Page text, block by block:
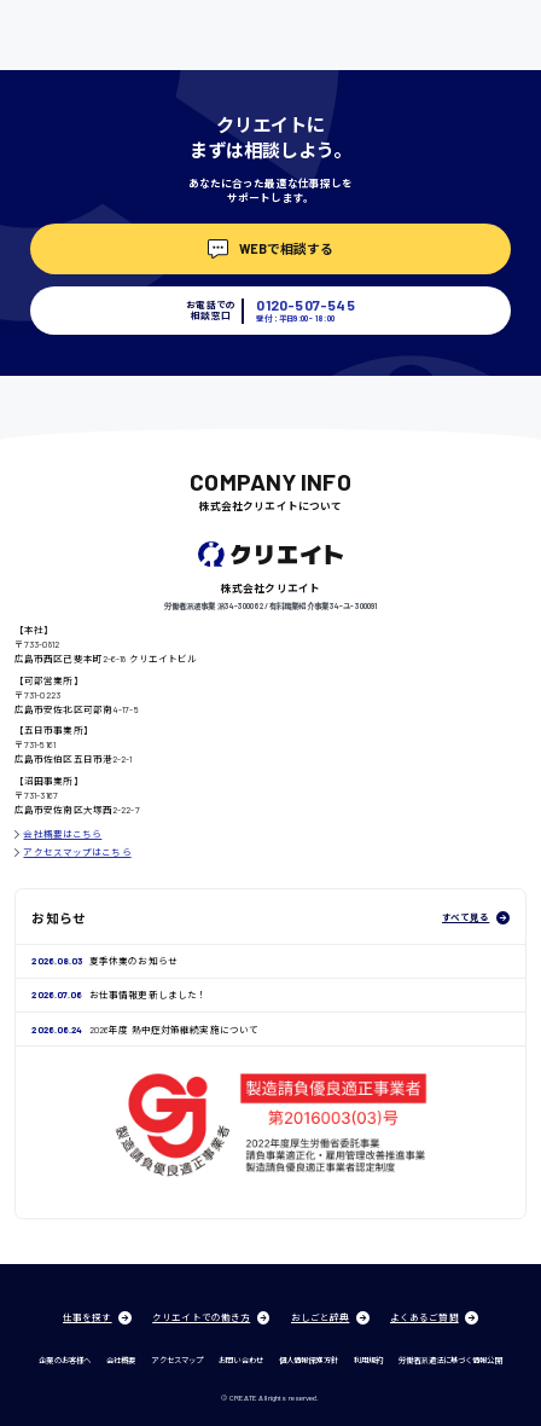
高知県
鳥取県
日給8000円〜
クリエイトに
まずは相談しよう。
あなたに合った最適な仕事探しを
サポートします。
WEBで相談する
お電話での
相談窓口
0120-507-545
受付：平日9:00 - 18:00
COMPANY INFO
株式会社クリエイトについて
株式会社クリエイト
労働者派遣事業 派34-300062 / 有料職業紹介事業 34-ユ-300091
【本社】
〒733-0812
広島市西区己斐本町2-6-18 クリエイトビル
【可部営業所】
〒731-0223
広島市安佐北区可部南4-17-5
【五日市事業所】
〒731-5161
広島市佐伯区五日市港2-2-1
【沼田事業所】
〒731-3167
広島市安佐南区大塚西2-22-7
会社概要はこちら
アクセスマップはこちら
お知らせ すべて見る
2026.08.03 夏季休業のお知らせ
2026.07.06 お仕事情報更新しました！
2026.06.24 2026年度 熱中症対策継続実施について
仕事を探す クリエイトでの働き方 おしごと辞典 よくあるご質問
企業のお客様へ 会社概要 アクセスマップ お問い合わせ 個人情報保護方針 利用規約 労働者派遣法に基づく情報公開
© CREATE All rights reserved.